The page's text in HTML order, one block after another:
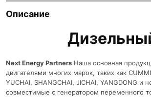
Описание
Next Energy Partners Наша основная
двигателями многих марок, таких как
YUCHAI, SHANGCHAI, JICHAI, YANGDONG и
совместимые с генератором переменного